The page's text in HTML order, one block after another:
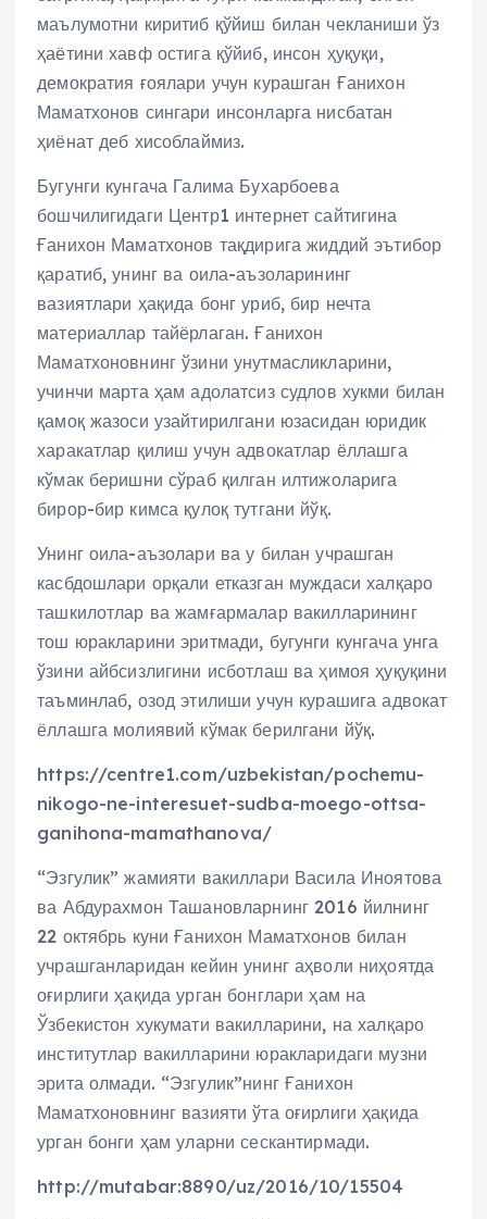
маълумотни киритиб қўйиш билан чекланиши ўз
ҳаётини хавф остига қўйиб, инсон ҳуқуқи,
демократия ғоялари учун курашган Ғанихон
Маматхонов сингари инсонларга нисбатан
ҳиёнат деб хисоблаймиз.
Бугунги кунгача Галима Бухарбоева
бошчилигидаги Центр1 интернет сайтигина
Ғанихон Маматхонов тақдирига жиддий эътибор
қаратиб, унинг ва оила-аъзоларининг
вазиятлари ҳақида бонг уриб, бир нечта
материаллар тайёрлаган. Ғанихон
Маматхоновнинг ўзини унутмасликларини,
учинчи марта ҳам адолатсиз судлов хукми билан
қамоқ жазоси узайтирилгани юзасидан юридик
харакатлар қилиш учун адвокатлар ёллашга
кўмак беришни сўраб қилган илтижоларига
бирор-бир кимса қулоқ тутгани йўқ.
Унинг оила-аъзолари ва у билан учрашган
касбдошлари орқали етказган муждаси халқаро
ташкилотлар ва жамғармалар вакилларининг
тош юракларини эритмади, бугунги кунгача унга
ўзини айбсизлигини исботлаш ва ҳимоя ҳуқуқини
таъминлаб, озод этилиши учун курашига адвокат
ёллашга молиявий кўмак берилгани йўқ.
https://centre1.com/uzbekistan/pochemu-
nikogo-ne-interesuet-sudba-moego-ottsa-
ganihona-mamathanova/
“Эзгулик” жамияти вакиллари Васила Иноятова
ва Абдурахмон Ташановларнинг 2016 йилнинг
22 октябрь куни Ғанихон Маматхонов билан
учрашганларидан кейин унинг аҳволи ниҳоятда
оғирлиги ҳақида урган бонглари ҳам на
Ўзбекистон хукумати вакилларини, на халқаро
институтлар вакилларини юракларидаги музни
эрита олмади. “Эзгулик”нинг Ғанихон
Маматхоновнинг вазияти ўта оғирлиги ҳақида
урган бонги ҳам уларни сескантирмади.
http://mutabar:8890/uz/2016/10/15504